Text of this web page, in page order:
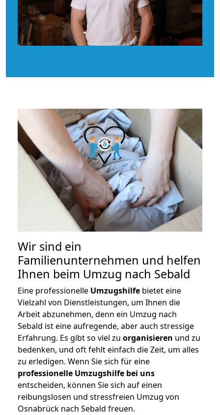
Wir sind ein
Familienunternehmen und helfen
Ihnen beim Umzug nach Sebald
Eine professionelle Umzugshilfe bietet eine
Vielzahl von Dienstleistungen, um Ihnen die
Arbeit abzunehmen, denn ein Umzug nach
Sebald ist eine aufregende, aber auch stressige
Erfahrung. Es gibt so viel zu organisieren und zu
bedenken, und oft fehlt einfach die Zeit, um alles
zu erledigen. Wenn Sie sich für eine
professionelle Umzugshilfe bei uns
entscheiden, können Sie sich auf einen
reibungslosen und stressfreien Umzug von
Osnabrück nach Sebald freuen.